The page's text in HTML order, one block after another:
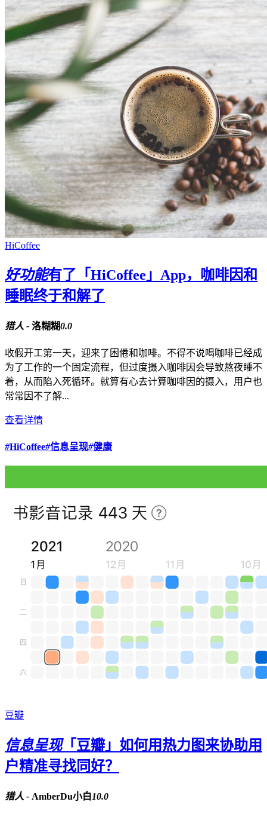
HiCoffee
好功能有了「HiCoffee」App，咖啡因和
睡眠终于和解了
猎人 - 洛糊糊0.0
收假开工第一天，迎来了困倦和咖啡。不得不说喝咖啡已经成
为了工作的一个固定流程，但过度摄入咖啡因会导致熬夜睡不
着，从而陷入死循环。就算有心去计算咖啡因的摄入，用户也
常常因不了解...
查看详情
#HiCoffee#信息呈现#健康
豆瓣
信息呈现「豆瓣」如何用热力图来协助用
户精准寻找同好？
猎人 - AmberDu小白10.0